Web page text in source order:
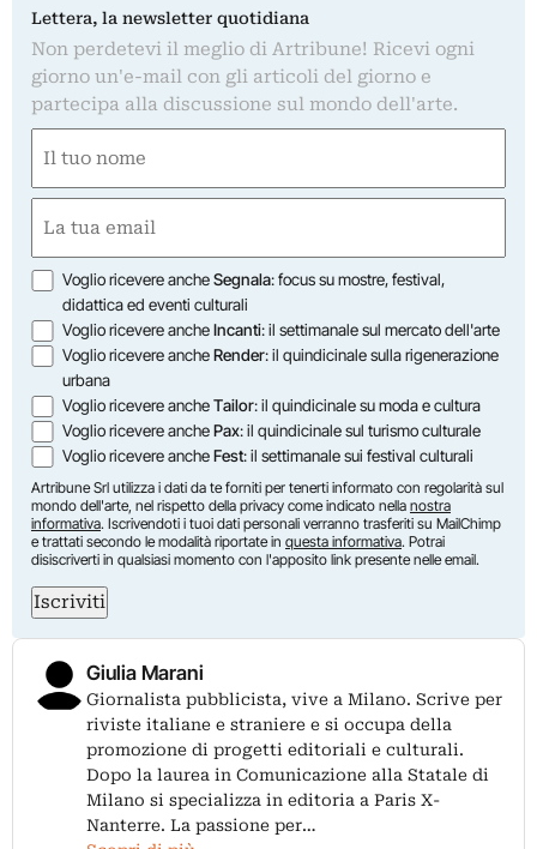
Lettera, la newsletter quotidiana
Non perdetevi il meglio di Artribune! Ricevi ogni
giorno un'e-mail con gli articoli del giorno e
partecipa alla discussione sul mondo dell'arte.
(Required)
First
(Required)
Opzioni
Voglio ricevere ancheSegnala: focus su mostre, festival,
didattica ed eventi culturali
Voglio ricevere ancheIncanti: il settimanale sul mercato dell'arte
Voglio ricevere ancheRender: il quindicinale sulla rigenerazione
urbana
Voglio ricevere ancheTailor: il quindicinale su moda e cultura
Voglio ricevere anchePax: il quindicinale sul turismo culturale
Voglio ricevere ancheFest: il settimanale sui festival culturali
Artribune Srl utilizza i dati da te forniti per tenerti informato con regolarità sul
mondo dell'arte, nel rispetto della privacy come indicato nella nostra
informativa. Iscrivendoti i tuoi dati personali verranno trasferiti su MailChimp
e trattati secondo le modalità riportate in questa informativa. Potrai
disiscriverti in qualsiasi momento con l'apposito link presente nelle email.
Iscriviti
Giulia Marani
Giornalista pubblicista, vive a Milano. Scrive per
riviste italiane e straniere e si occupa della
promozione di progetti editoriali e culturali.
Dopo la laurea in Comunicazione alla Statale di
Milano si specializza in editoria a Paris X-
Nanterre. La passione per…